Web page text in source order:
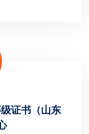
证书（山东